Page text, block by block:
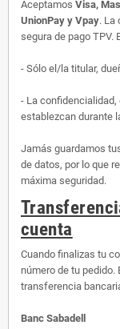
Aceptamos Visa,
UnionPay y Vpay. La
segura de pago TPV.
- Sólo el/la titular,
- La
establezcan durante
Jamás guardamos
de datos, por lo que
máxima seguridad.
cuenta
Cuando finalizas tu
número de tu
transferencia
Banc Sabadell